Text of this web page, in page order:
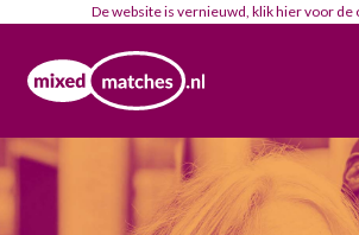
De website is vernieuwd, klikhiervoor de